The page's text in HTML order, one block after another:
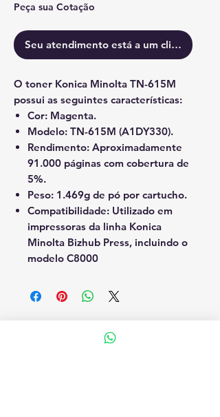
Peça sua Cotação
Seu atendimento está a um clique.
O toner Konica Minolta TN-615M
possui as seguintes características:
Cor: Magenta.
Modelo: TN-615M (A1DY330).
Rendimento: Aproximadamente
91.000 páginas com cobertura de
5%.
Peso: 1.469g de pó por cartucho.
Compatibilidade: Utilizado em
impressoras da linha Konica
Minolta Bizhub Press, incluindo o
modelo C8000